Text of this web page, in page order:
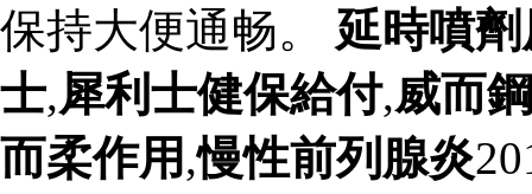
保持大便通畅。 延時噴
士,犀利士健保給付,威而
而柔作用 ,慢性前列腺炎